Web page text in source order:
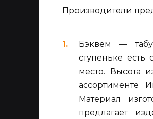
Производители
Бэквем —
ступеньке
место. Высота
ассортименте
Материал
предлагает